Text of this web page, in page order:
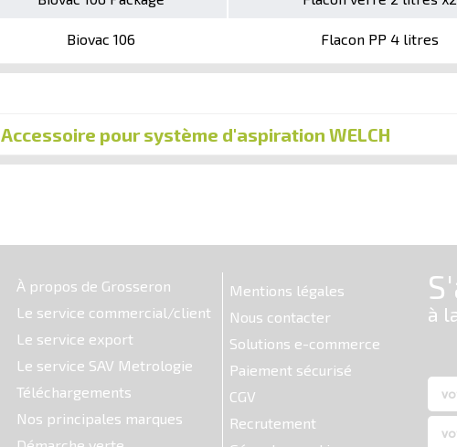
Biovac 106 Flacon PP 4 litres
Accessoire pour système d'aspiration WELCH
À propos de Grosseron
Le service commercial/client
Le service export
Le service SAV Metrologie
Téléchargements
Nos principales marques
Mentions légales
Nous contacter
Solutions e-commerce
Paiement sécurisé
CGV
Recrutement